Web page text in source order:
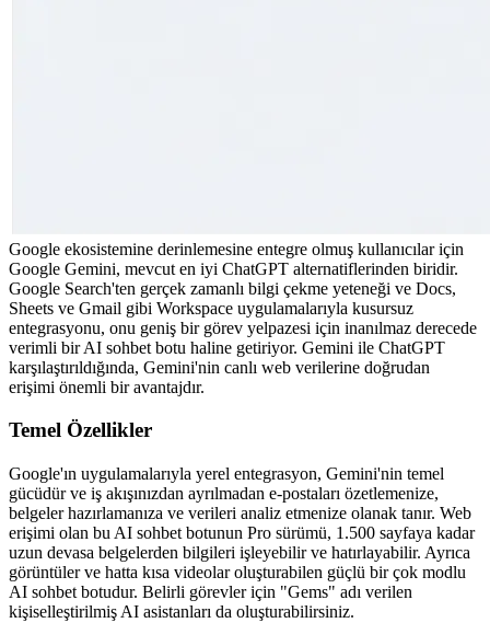
Google ekosistemine derinlemesine entegre olmuş kullanıcılar için
Google Gemini, mevcut en iyi ChatGPT alternatiflerinden biridir.
Google Search'ten gerçek zamanlı bilgi çekme yeteneği ve Docs,
Sheets ve Gmail gibi Workspace uygulamalarıyla kusursuz
entegrasyonu, onu geniş bir görev yelpazesi için inanılmaz derecede
verimli bir AI sohbet botu haline getiriyor. Gemini ile ChatGPT
karşılaştırıldığında, Gemini'nin canlı web verilerine doğrudan
erişimi önemli bir avantajdır.
Temel Özellikler
Google'ın uygulamalarıyla yerel entegrasyon, Gemini'nin temel
gücüdür ve iş akışınızdan ayrılmadan e-postaları özetlemenize,
belgeler hazırlamanıza ve verileri analiz etmenize olanak tanır. Web
erişimi olan bu AI sohbet botunun Pro sürümü, 1.500 sayfaya kadar
uzun devasa belgelerden bilgileri işleyebilir ve hatırlayabilir. Ayrıca
görüntüler ve hatta kısa videolar oluşturabilen güçlü bir çok modlu
AI sohbet botudur. Belirli görevler için "Gems" adı verilen
kişiselleştirilmiş AI asistanları da oluşturabilirsiniz.